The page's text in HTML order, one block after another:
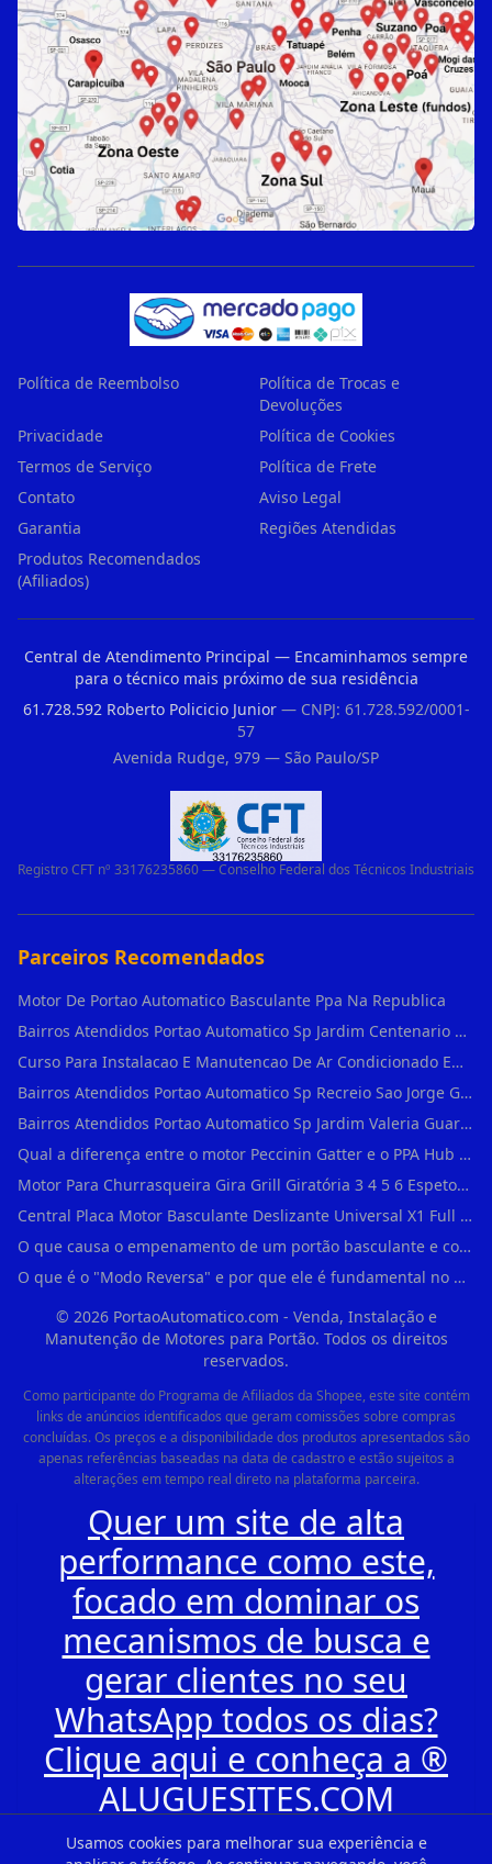
Usamos cookies para melhorar sua experiência e
Política de Reembolso
Política de Trocas e
Devoluções
Privacidade
Política de Cookies
Termos de Serviço
Política de Frete
Contato
Aviso Legal
Garantia
Regiões Atendidas
Produtos Recomendados
(Afiliados)
Central de Atendimento Principal — Encaminhamos sempre
para o técnico mais próximo de sua residência
61.728.592 Roberto Policicio Junior— CNPJ: 61.728.592/0001-
57
Avenida Rudge, 979 — São Paulo/SP
Registro CFT nº 33176235860 — Conselho Federal dos Técnicos Industriais
Parceiros Recomendados
Motor De Portao Automatico Basculante Ppa Na Republica
Bairros Atendidos Portao Automatico Sp Jardim Centenario Guarulhos Sp Motor Para Portao Automatico Eletronico
Curso Para Instalacao E Manutencao De Ar Condicionado Em Sao Paulo
Bairros Atendidos Portao Automatico Sp Recreio Sao Jorge Guarulhos Sp Motor Para Portao Automatico Eletronico
Bairros Atendidos Portao Automatico Sp Jardim Valeria Guarulhos Sp Motor Para Portao Automatico Eletronico
Qual a diferença entre o motor Peccinin Gatter e o PPA Hub em Vila Romana?
Motor Para Churrasqueira Gira Grill Giratória 3 4 5 6 Espetos Gme Maxtorque Bivo em Cidade Dutra
Central Placa Motor Basculante Deslizante Universal X1 Full Range 433mhz em Vila Prudente
O que causa o empenamento de um portão basculante e como evitar em Campo Belo?
O que é o "Modo Reversa" e por que ele é fundamental no dia a dia em Itapevi?
© 2026PortaoAutomatico.com - Venda, Instalação e
Manutenção de Motores para Portão. Todos os direitos
reservados.
Como participante do Programa de Afiliados da Shopee, este site contém
links de anúncios identificados que geram comissões sobre compras
concluídas. Os preços e a disponibilidade dos produtos apresentados são
apenas referências baseadas na data de cadastro e estão sujeitos a
alterações em tempo real direto na plataforma parceira.
Quer um site de alta
performance como este,
focado em dominar os
mecanismos de busca e
gerar clientes no seu
WhatsApp todos os dias?
Clique aqui e conheça a ®
ALUGUESITES.COM